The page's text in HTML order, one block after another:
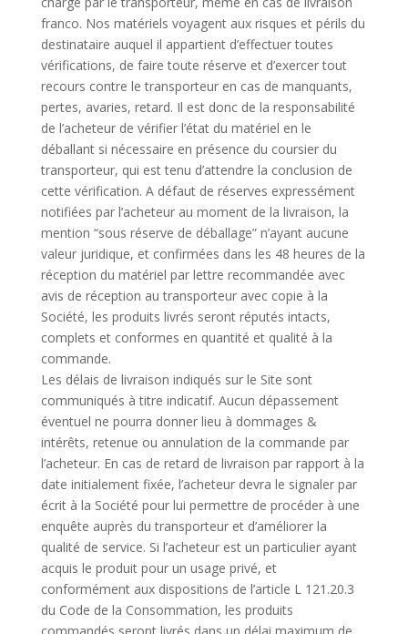
franco. Nos matériels voyagent aux risques et périls du
destinataire auquel il appartient d’effectuer toutes
vérifications, de faire toute réserve et d’exercer tout
recours contre le transporteur en cas de manquants,
pertes, avaries, retard. Il est donc de la responsabilité
de l’acheteur de vérifier l’état du matériel en le
déballant si nécessaire en présence du coursier du
transporteur, qui est tenu d’attendre la conclusion de
cette vérification. A défaut de réserves expressément
notifiées par l’acheteur au moment de la livraison, la
mention “sous réserve de déballage” n’ayant aucune
valeur juridique, et confirmées dans les 48 heures de la
réception du matériel par lettre recommandée avec
avis de réception au transporteur avec copie à la
Société, les produits livrés seront réputés intacts,
complets et conformes en quantité et qualité à la
commande.
Les délais de livraison indiqués sur le Site sont
communiqués à titre indicatif. Aucun dépassement
éventuel ne pourra donner lieu à dommages &
intérêts, retenue ou annulation de la commande par
l’acheteur. En cas de retard de livraison par rapport à la
date initialement fixée, l’acheteur devra le signaler par
écrit à la Société pour lui permettre de procéder à une
enquête auprès du transporteur et d’améliorer la
qualité de service. Si l’acheteur est un particulier ayant
acquis le produit pour un usage privé, et
conformément aux dispositions de l’article L 121.20.3
du Code de la Consommation, les produits